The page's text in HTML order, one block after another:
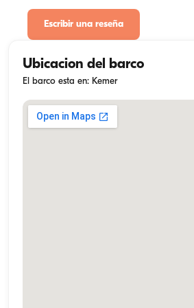
Escribir una reseña
Ubicacion del barco
El barco esta en: Kemer